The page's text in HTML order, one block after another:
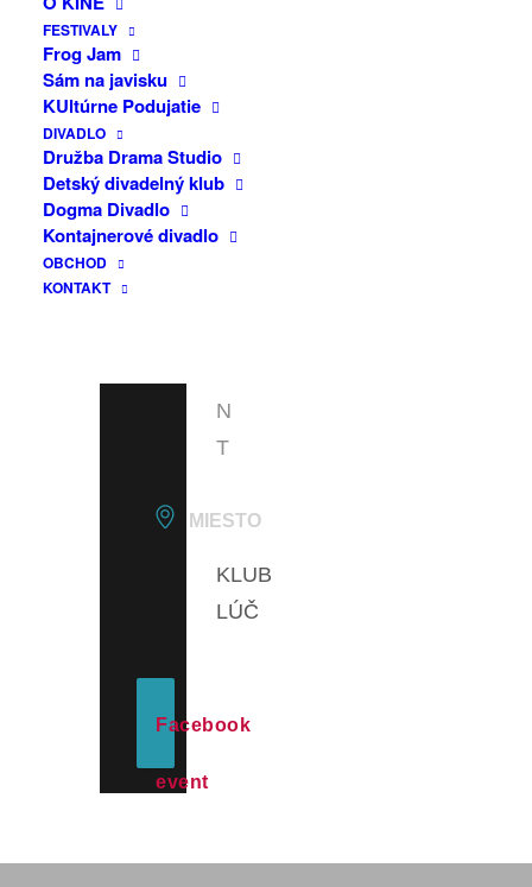
FESTIVALY
Frog Jam
Sám na javisku
KUltúrne Podujatie
DIVADLO
Družba Drama Studio
Detský divadelný klub
Dogma Divadlo
Kontajnerové divadlo
OBCHOD
KONTAKT
Bakoš
Scenár: Dogma Divadlo
Kresba: Jozef Gertli Danglár
Vstup voľný.
N
T
MIESTO
KLUB
LÚČ
Facebook
event